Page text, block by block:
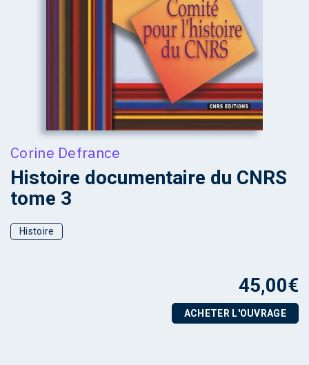
Corine Defrance
Histoire documentaire du CNRS
tome 3
Histoire
45,00€
ACHETER L'OUVRAGE